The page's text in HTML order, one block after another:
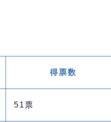
得票数
51票